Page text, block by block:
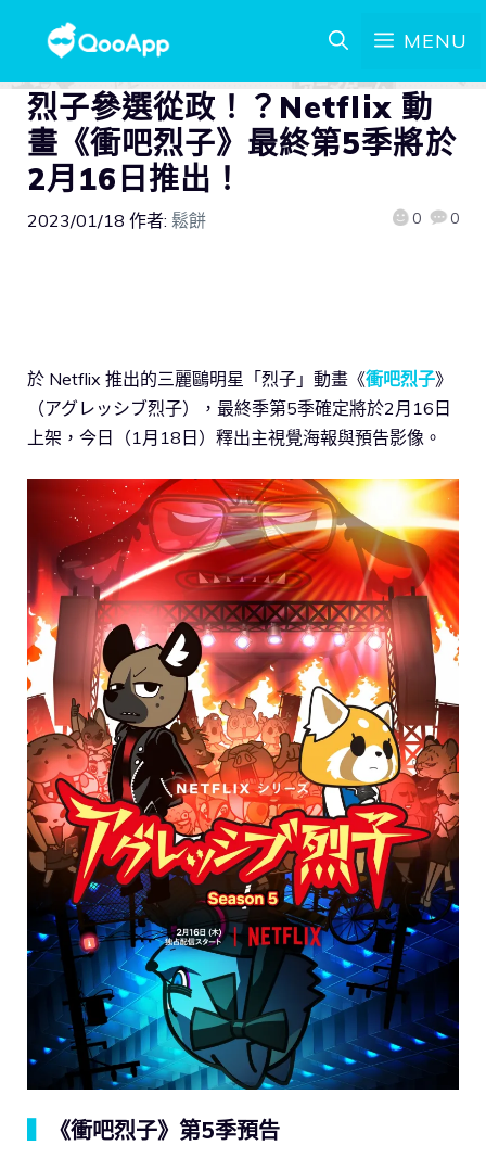
MENU
烈子參選從政！？Netflix 動
畫《衝吧烈子》最終第5季將於
2月16日推出！
2023/01/18 作者: 鬆餅 0 0
於 Netflix 推出的三麗鷗明星「烈子」動畫《衝吧烈子》
（アグレッシブ烈子），最終季第5季確定將於2月16日
上架，今日（1月18日）釋出主視覺海報與預告影像。
《衝吧烈子》第5季預告